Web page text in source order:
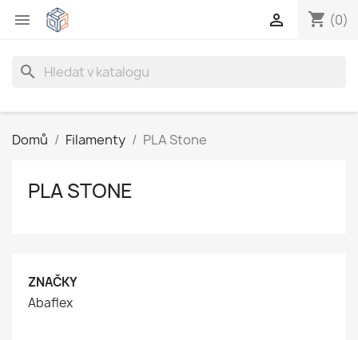
 shopping_cart (0)

search
Domů Filamenty PLA Stone
PLA STONE
ZNAČKY
Abaflex